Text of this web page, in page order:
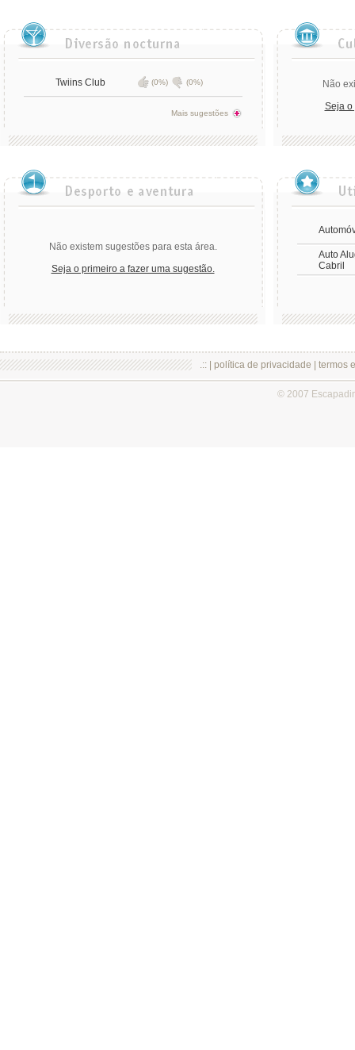
Twiins Club (0%) (0%)
Mais sugestões
Não
Seja o
Não existem sugestões para esta área.
Seja o primeiro a fazer uma sugestão.
Auto
Cabril
.:: | política de privacidade termos
© 2007